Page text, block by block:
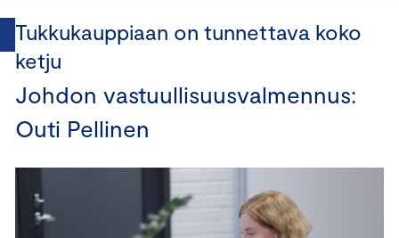
Tukkukauppiaan on tunnettava koko
ketju
Johdon vastuullisuusvalmennus:
Outi Pellinen